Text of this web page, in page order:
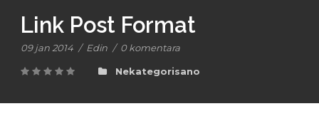
Link Post Format
09 jan 2014 / Edin / 0 komentara
Nekategorisano